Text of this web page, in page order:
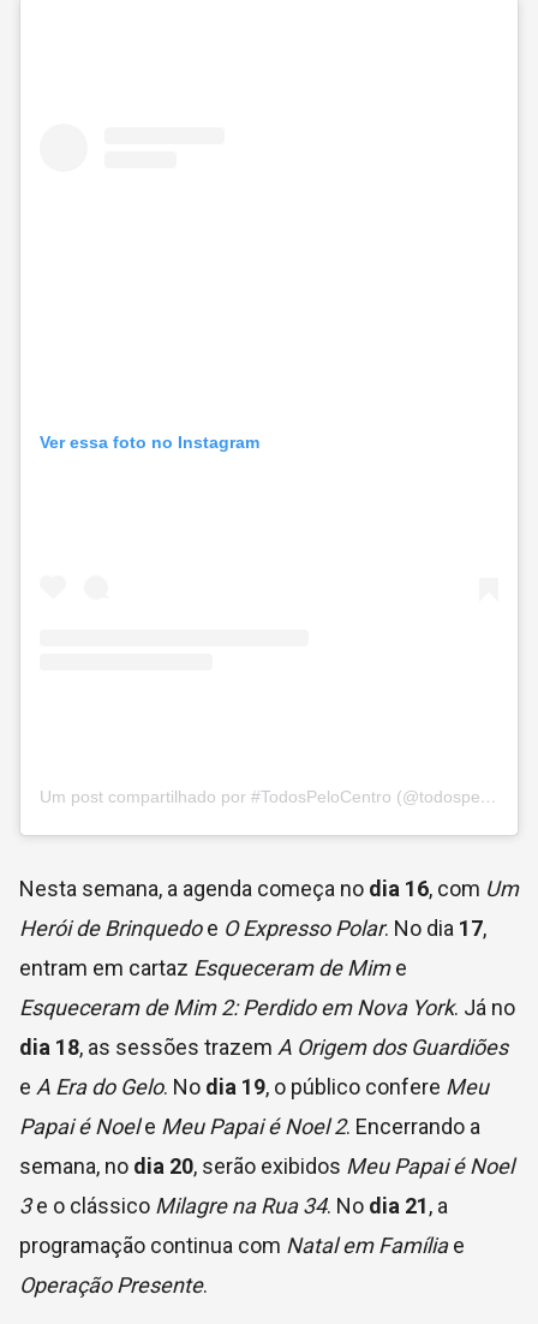
Ver essa foto no Instagram
Um post compartilhado por #TodosPeloCentro (@todospelocentro)
Nesta semana, a agenda começa no dia 16, com Um
Herói de Brinquedoe O Expresso Polar. No dia 17,
entram em cartaz Esqueceram de Mime
Esqueceram de Mim 2: Perdido em Nova York. Já no
dia 18, as sessões trazem A Origem dos Guardiões
e A Era do Gelo. No dia 19, o público confere Meu
Papai é Noele Meu Papai é Noel 2. Encerrando a
semana, no dia 20, serão exibidos Meu Papai é Noel
3e o clássico Milagre na Rua 34. No dia 21, a
programação continua com Natal em Famíliae
Operação Presente.